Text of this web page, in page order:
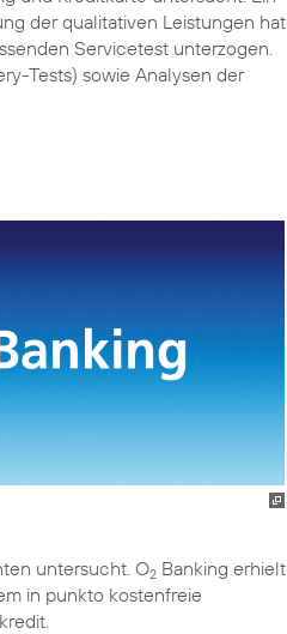
der qualitativen Leistungen hat
Servicetest unterzogen.
Tests) sowie Analysen der
untersucht. O2 Banking erhielt
in punkto kostenfreie